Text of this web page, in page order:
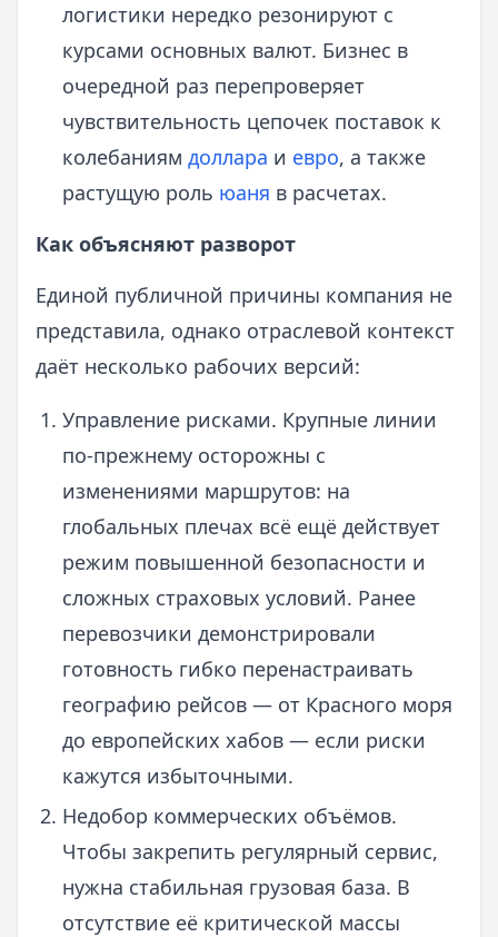
логистики нередко резонируют с
курсами основных валют. Бизнес в
очередной раз перепроверяет
чувствительность цепочек поставок к
колебаниям доллара и евро, а также
растущую роль юаня в расчетах.
Как объясняют разворот
Единой публичной причины компания не
представила, однако отраслевой контекст
даёт несколько рабочих версий:
Управление рисками. Крупные линии
по‑прежнему осторожны с
изменениями маршрутов: на
глобальных плечах всё ещё действует
режим повышенной безопасности и
сложных страховых условий. Ранее
перевозчики демонстрировали
готовность гибко перенастраивать
географию рейсов — от Красного моря
до европейских хабов — если риски
кажутся избыточными.
Недобор коммерческих объёмов.
Чтобы закрепить регулярный сервис,
нужна стабильная грузовая база. В
отсутствие её критической массы